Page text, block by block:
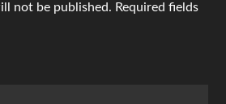
not be published. Required fields